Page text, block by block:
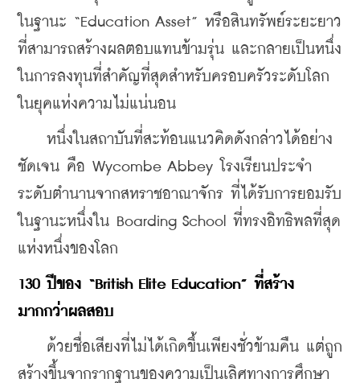
ในฐานะ “Education Asset” หรือสินทรัพย์ระยะยาว
ที่สามารถสร้างผลตอบแทนข้ามรุ่น และกลายเป็นหนึ่ง
ในการลงทุนที่สำคัญที่สุดสำหรับครอบครัวระดับโลก
ในยุคแห่งความไม่แน่นอน
หนึ่งในสถาบันที่สะท้อนแนวคิดดังกล่าวได้อย่าง
ชัดเจน คือ Wycombe Abbey โรงเรียนประจำ
ระดับตำนานจากสหราชอาณาจักร ที่ได้รับการยอมรับ
ในฐานะหนึ่งใน Boarding School ที่ทรงอิทธิพลที่สุด
แห่งหนึ่งของโลก
130 ปีของ “British Elite Education” ที่สร้าง
มากกว่าผลสอบ
ด้วยชื่อเสียงที่ไม่ได้เกิดขึ้นเพียงชั่วข้ามคืน แต่ถูก
สร้างขึ้นจากรากฐานของความเป็นเลิศทางการศึกษา